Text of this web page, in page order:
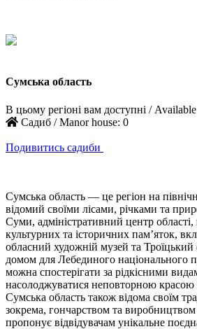
Сумська область
В цьому регіоні вам доступні /
Садиб / Manor house: 0
Подивитись садиби
Сумська область — це регіон на
відомий своїми лісами, річками та
Суми, адміністративний центр
культурних та історичних пам’яток,
обласний художній музей та Троїцький
домом для Лебединого національного
можна спостерігати за рідкісними
насолоджуватися неповторною красою
Сумська область також відома своїм
зокрема, гончарством та
пропонує відвідувачам унікальне